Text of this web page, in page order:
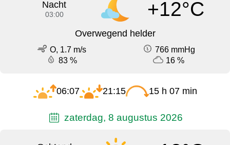
Nacht
03:00 +12°C
Overwegend helder
O, 1.7 m/s
766 mmHg
83 %
16 %
06:07 21:15 15 h 07 min
zaterdag, 8 augustus 2026